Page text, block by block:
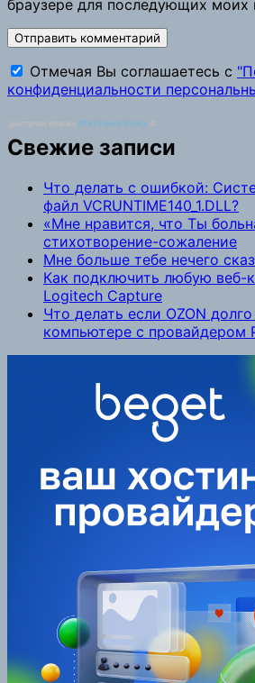
браузере для последующих моих
Отмечая Вы соглашаетесь с
конфиденциальности
ATs Privacy Policy
Свежие записи
Что делать с ошибкой:
файл VCRUNTIME140_1.DLL?
«Мне нравится, что Ты
стихотворение-сожаление
Мне больше тебе нечего
Как подключить любую веб-
Logitech Capture
Что делать если OZON
компьютере с провайдером